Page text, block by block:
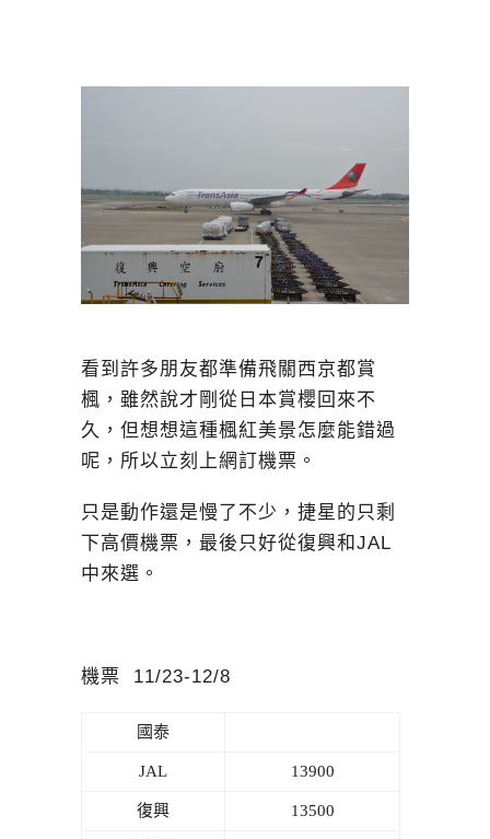
看到許多朋友都準備飛關西京都賞
楓，雖然說才剛從日本賞櫻回來不
久，但想想這種楓紅美景怎麼能錯過
呢，所以立刻上網訂機票。
只是動作還是慢了不少，捷星的只剩
下高價機票，最後只好從復興和JAL
中來選。
機票 11/23-12/8
國泰
JAL 13900
復興 13500